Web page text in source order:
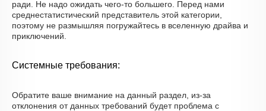
ради. Не надо ожидать чего-то большего. Перед нами
среднестатистический представитель этой категории,
поэтому не размышляя погружайтесь в вселенную драйва и
приключений.
Системные требования:
Обратите ваше внимание на данный раздел, из-за
отклонения от данных требований будет проблема с